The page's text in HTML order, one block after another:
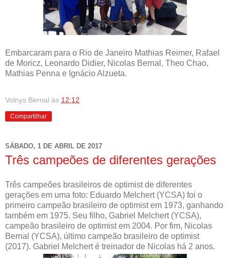
Embarcaram para o Rio de Janeiro Mathias Reimer, Rafael
de Moricz, Leonardo Didier, Nicolas Bernal, Theo Chao,
Mathias Penna e Ignácio Alzueta.
Volnys Bernal às 12:12
Compartilhar
SÁBADO, 1 DE ABRIL DE 2017
Três campeões de diferentes gerações
Três campeões brasileiros de optimist de diferentes
gerações em uma foto: Eduardo Melchert (YCSA) foi o
primeiro campeão brasileiro de optimist em 1973, ganhando
também em 1975. Seu filho, Gabriel Melchert (YCSA),
campeão brasileiro de optimist em 2004. Por fim, Nicolas
Bernal (YCSA), último campeão brasileiro de optimist
(2017). Gabriel Melchert é treinador de Nicolas há 2 anos.